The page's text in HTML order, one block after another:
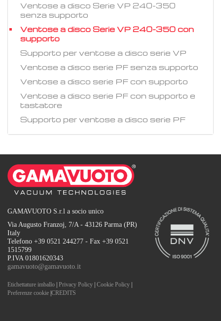
Ventose a disco Serie VP 240-350
senza supporto
Ventose a disco Serie VP 240-350 con
supporto
Supporto per ventose a disco serie VP
Ventose a disco serie PF senza supporto
Ventose a disco serie PF con supporto
Ventose a disco serie PF con supporto e
tastatore
Supporto per ventose a disco serie PF
GAMAVUOTO S.r.l a socio unico
Via Augusto Franzoj, 7/A - 43126 Parma (PR)
Italy
Telefono +39 0521 244277 - Fax +39 0521
1515799
P.IVA 01801620343
gamavuoto@gamavuoto.it
Etichettature imballo Privacy Policy Cookie Policy
Preferenze cookie CREDITS